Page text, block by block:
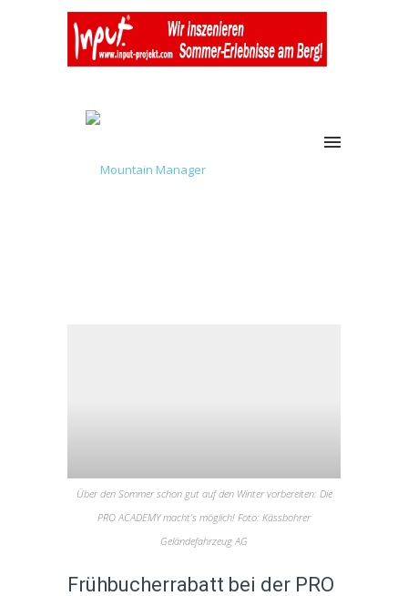
Über den Sommer schon gut auf den Winter vorbereiten: Die
PRO ACADEMY macht’s möglich! Foto: Kässbohrer
Geländefahrzeug AG
Frühbucherrabatt bei der PRO